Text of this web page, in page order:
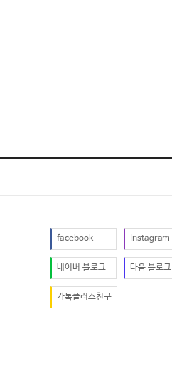
facebook Instagram
네이버 블로그 다음 블로그
카톡플러스친구